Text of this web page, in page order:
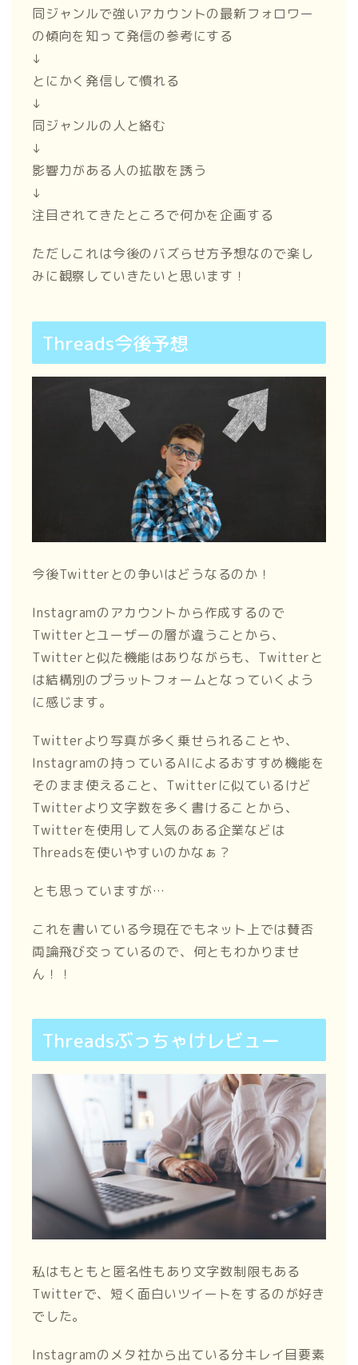
同ジャンルで強いアカウントの最新フォロワー
の傾向を知って発信の参考にする
↓
とにかく発信して慣れる
↓
同ジャンルの人と絡む
↓
影響力がある人の拡散を誘う
↓
注目されてきたところで何かを企画する
ただしこれは今後のバズらせ方予想なので楽し
みに観察していきたいと思います！
Threads今後予想
今後Twitterとの争いはどうなるのか！
Instagramのアカウントから作成するので
Twitterとユーザーの層が違うことから、
Twitterと似た機能はありながらも、Twitterと
は結構別のプラットフォームとなっていくよう
に感じます。
Twitterより写真が多く乗せられることや、
Instagramの持っているAIによるおすすめ機能を
そのまま使えること、Twitterに似ているけど
Twitterより文字数を多く書けることから、
Twitterを使用して人気のある企業などは
Threadsを使いやすいのかなぁ？
とも思っていますが…
これを書いている今現在でもネット上では賛否
両論飛び交っているので、何ともわかりませ
ん！！
Threadsぶっちゃけレビュー
私はもともと匿名性もあり文字数制限もある
Twitterで、短く面白いツイートをするのが好き
でした。
Instagramのメタ社から出ている分キレイ目要素